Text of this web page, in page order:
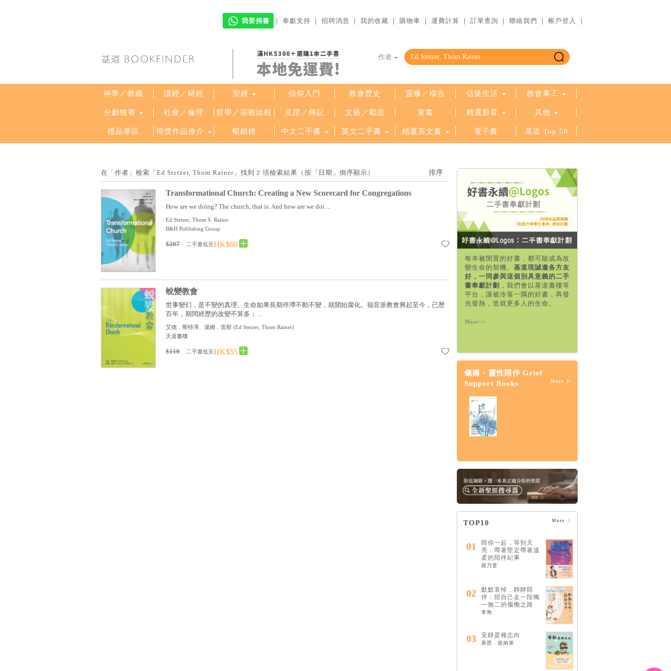
我要捐書 ｜ 奉獻支持 ｜ 招聘消息 ｜ 我的收藏 ｜ 購物車 ｜ 運費計算 ｜ 訂單查詢 ｜ 聯絡我們 ｜ 帳戶登入 ｜
滿HK$300＋選購1本二手書
本地免運費!
作者
神學／教義 讀經／研經 聖經 信仰入門 教會歷史 靈修／禱告 信徒生活 教會事工
分齡牧養 社會／倫理 哲學／宗教比較 見證／傳記 文藝／勵志 童書 精選影音 其他
禮品專區 得獎作品推介 暢銷榜 中文二手書 英文二手書 精選英文書 電子書 基道 Top 50
在「作者」檢索「Ed Stetzer, Thom Rainer」找到 2 項檢索結果（按「日期」倒序顯示）
Transformational Church: Creating a New Scorecard for Congregations
How are we doing? The church, that is. And how are we doi ...
Ed Stetzer, Thom S. Rainer
B&H Publishing Group
$207 二手書低至HK$60
蛻變教會
世事變幻，是不變的真理。生命如果長期停滯不動不變，就開始腐化。福音派教會興起至今，已歷
百年，期間經歷的改變不算多； ...
艾德．斯特澤、湯姆．雷那 (Ed Stetzer, Thom Rainer)
天道書樓
$110 二手書低至HK$55
每本被閒置的好書，都可能成為改
變生命的契機。 基道現誠邀各方友
好，一同參與這個別具意義的二手
書奉獻計劃 ，我們會以基道書樓等
平台，讓被冷落一隅的好書，再發
光發熱，造就更多人的生命。
More>>
傷痛・靈性陪伴 Grief
Support Books
More
的苦難神學
HK$164 $173
TOP10 More
01
陪你一起，等到天
亮：帶著堅定帶著溫
柔的陪伴紀事
羅乃萱
02
默默哀悼，靜靜陪
伴：陪自己走一段獨
一無二的傷慟之路
李雋
03 安靜是種志向
萊恩．提納第